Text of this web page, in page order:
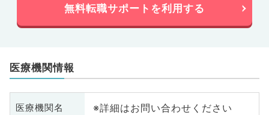
無料転職サポートを利用する
医療機関情報
医療機関名 ※詳細はお問い合わせください